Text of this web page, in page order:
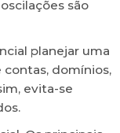
são
planejar uma
domínios,
evita-se